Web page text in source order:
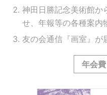
神田日勝記念美術館か
せ、年報等の各種案内
友の会通信『画室』が
年会